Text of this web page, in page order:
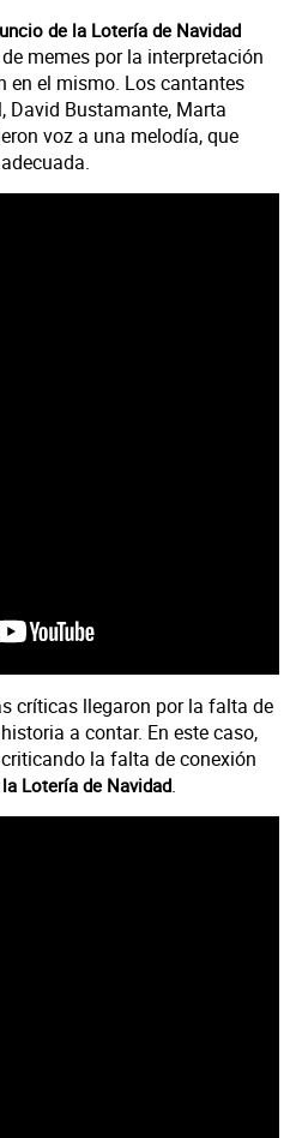
de la Lotería de Navidad
memes por la interpretación
en el mismo. Los cantantes
David Bustamante, Marta
voz a una melodía, que
críticas llegaron por la falta de
a contar. En este caso,
la falta de conexión
Lotería de Navidad.